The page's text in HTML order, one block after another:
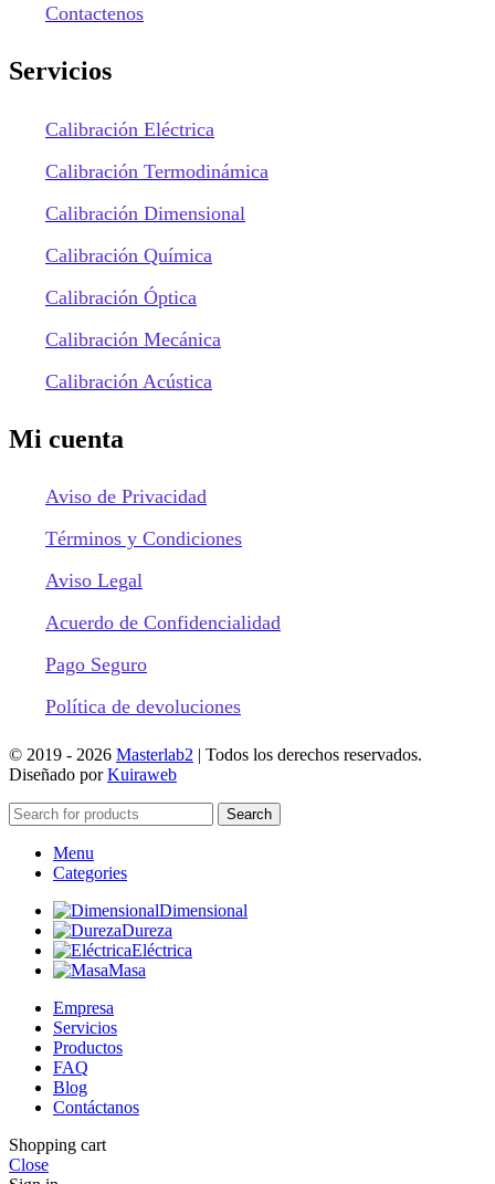
Contactenos
Servicios
Calibración Eléctrica
Calibración Termodinámica
Calibración Dimensional
Calibración Química
Calibración Óptica
Calibración Mecánica
Calibración Acústica
Mi cuenta
Aviso de Privacidad
Términos y Condiciones
Aviso Legal
Acuerdo de Confidencialidad
Pago Seguro
Política de devoluciones
© 2019 - 2026 Masterlab2 | Todos los derechos reservados.
Diseñado porKuiraweb
Search
Menu
Categories
Dimensional
Dureza
Eléctrica
Masa
Empresa
Servicios
Productos
FAQ
Blog
Contáctanos
Shopping cart
Close